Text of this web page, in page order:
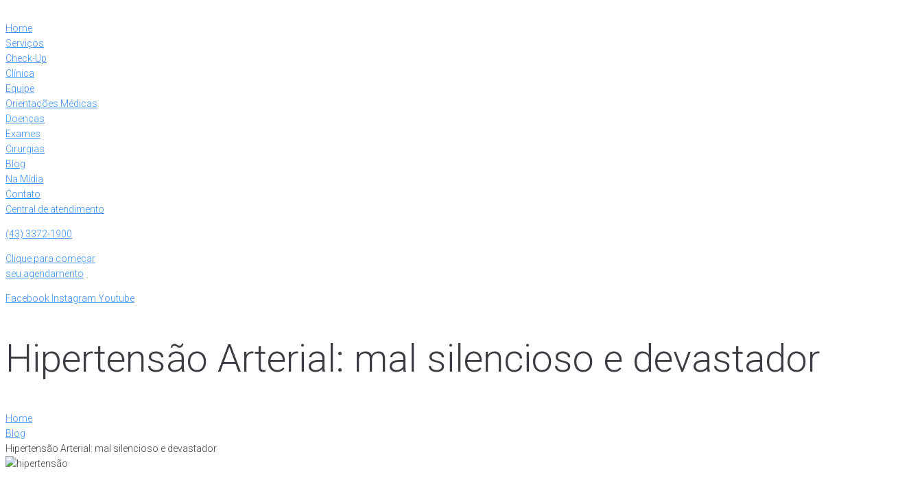
Home
Serviços
Check-Up
Clínica
Equipe
Orientações Médicas
Doenças
Exames
Cirurgias
Blog
Na Mídia
Contato
Central de atendimento
(43) 3372-1900
Clique para começar
seu agendamento
Facebook Instagram Youtube
Hipertensão Arterial: mal silencioso e devastador
Home
Blog
Hipertensão Arterial: mal silencioso e devastador